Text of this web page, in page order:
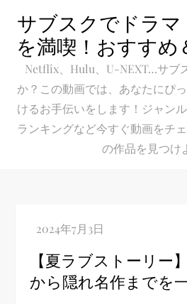
content
サブスクでドラマ
を満喫！おすす
Netflix、Hulu、U-NEXT…サブ
か？この動画では、あなたにぴ
けるお手伝いをします！ジャン
ランキングなど今すぐ動画をチ
の作品を見つけ
【夏ラブストーリー
から隠れ名作までを